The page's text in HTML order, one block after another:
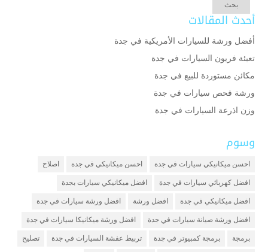
أحدث المقالات
أفضل ورشة للسيارات الأمريكية في جدة
تعبئة فريون السيارات في جدة
مكائن مستوردة للبيع في جدة
ورشة فحص سيارات في جدة
وزن اذرعة السيارات في جدة
وسوم
احسن ميكانيكي سيارات في جدة احسن ميكانيكي في جدة اصلاح
افضل كهربائي سيارات في جدة افضل ميكانيكي سيارات بجدة
افضل ميكانيكي في جدة افضل ورشة افضل ورشة سيارات في جدة
افضل ورشة صيانة سيارات في جدة افضل ورشة ميكانيكا سيارات في جدة
برمجة برمجة كمبيوتر في جدة تربيط عفشة السيارات في جدة تصليح